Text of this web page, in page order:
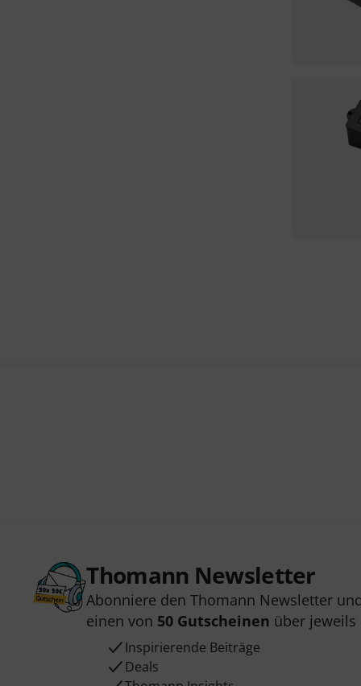
Thomann Newsletter
Abonniere den Thomann Newsletter
einen von 50 Gutscheinen über jeweils
Inspirierende Beiträge
Deals